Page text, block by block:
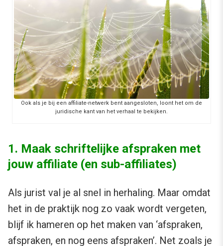
Ook als je bij een affiliate-netwerk bent aangesloten, loont het om de
juridische kant van het verhaal te bekijken.
1. Maak schriftelijke afspraken met
jouw affiliate (en sub-affiliates)
Als jurist val je al snel in herhaling. Maar omdat
het in de praktijk nog zo vaak wordt vergeten,
blijf ik hameren op het maken van ‘afspraken,
afspraken, en nog eens afspraken’. Net zoals je